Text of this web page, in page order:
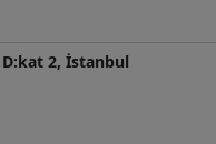
2, İstanbul